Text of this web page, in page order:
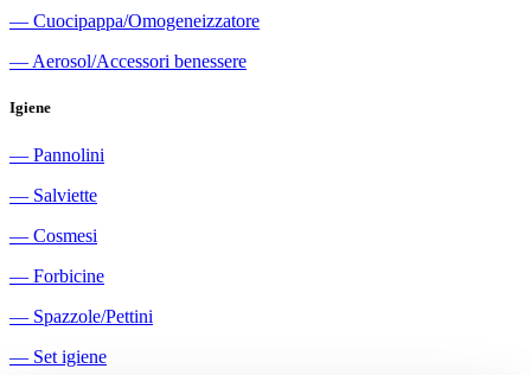
― Cuocipappa/Omogeneizzatore
― Aerosol/Accessori benessere
Igiene
― Pannolini
― Salviette
― Cosmesi
― Forbicine
― Spazzole/Pettini
― Set igiene